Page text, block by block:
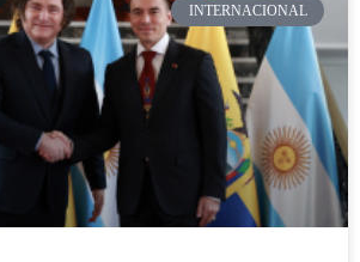
INTERNACIONAL